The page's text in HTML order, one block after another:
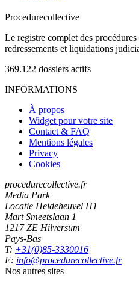
Procedurecollective
Le registre complet des
redressements et liquidations
369.122 dossiers actifs
INFORMATIONS
À propos
Widget pour votre site
Contact & FAQ
Mentions légales
Privacy
Cookies
procedurecollective.fr
Media Park
Locatie Heideheuvel H1
Mart Smeetslaan 1
1217 ZE Hilversum
Pays-Bas
T: +31(0)85-3330016
E: info@procedurecollective.fr
Nos autres sites